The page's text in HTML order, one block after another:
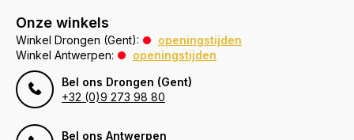
Onze winkels
Winkel Drongen (Gent):
openingstijden
Winkel Antwerpen:
openingstijden
Bel ons Drongen (Gent)
+32 (0)9 273 98 80
Bel ons Antwerpen